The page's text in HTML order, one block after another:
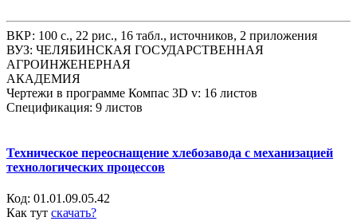
ВКР: 100 с., 22 рис., 16 табл., источников, 2 приложения
ВУЗ: ЧЕЛЯБИНСКАЯ ГОСУДАРСТВЕННАЯ
АГРОИНЖЕНЕРНАЯ
АКАДЕМИЯ
Чертежи в программе Компас 3D v: 16 листов
Спецификация: 9 листов
Техническое переоснащение хлебозавода с механизацией
технологических процессов
Код: 01.01.09.05.42
Как тут скачать?